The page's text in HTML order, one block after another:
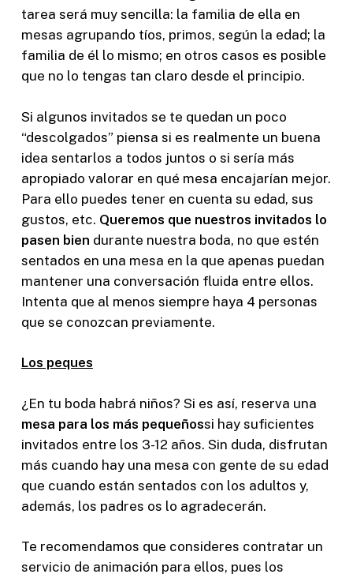
tarea será muy sencilla: la familia de ella en
mesas agrupando tíos, primos, según la edad; la
familia de él lo mismo; en otros casos es posible
que no lo tengas tan claro desde el principio.
Si algunos invitados se te quedan un poco
“descolgados” piensa si es realmente un buena
idea sentarlos a todos juntos o si sería más
apropiado valorar en qué mesa encajarían mejor.
Para ello puedes tener en cuenta su edad, sus
gustos, etc. Queremos que nuestros invitados lo
pasen bien durante nuestra boda, no que estén
sentados en una mesa en la que apenas puedan
mantener una conversación fluida entre ellos.
Intenta que al menos siempre haya 4 personas
que se conozcan previamente.
Los peques
¿En tu boda habrá niños? Si es así, reserva una
mesa para los más pequeñossi hay suficientes
invitados entre los 3-12 años. Sin duda, disfrutan
más cuando hay una mesa con gente de su edad
que cuando están sentados con los adultos y,
además, los padres os lo agradecerán.
Te recomendamos que consideres contratar un
servicio de animación para ellos, pues los